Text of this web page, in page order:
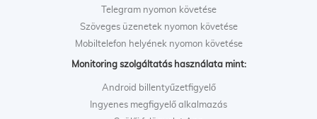
Telegram nyomon követése
Szöveges üzenetek nyomon követése
Mobiltelefon helyének nyomon követése
Monitoring szolgáltatás használata mint:
Android billentyűzetfigyelő
Ingyenes megfigyelő alkalmazás